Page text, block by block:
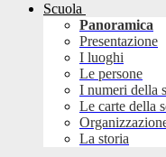
Scuola
Panoramica
Presentazione
I luoghi
Le persone
I numeri della
Le carte della
La storia